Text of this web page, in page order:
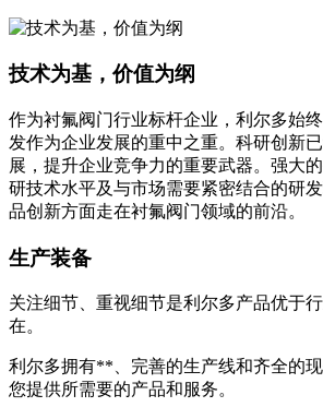
技术为基，价值为纲
作为衬氟阀门行业标杆企业，利尔多始
发作为企业发展的重中之重。科研创新
展，提升企业竞争力的重要武器。强大
研技术水平及与市场需要紧密结合的研
品创新方面走在衬氟阀门领域的前沿。
生产装备
关注细节、重视细节是利尔多产品优于
在。
利尔多拥有**、完善的生产线和齐全的
您提供所需要的产品和服务。